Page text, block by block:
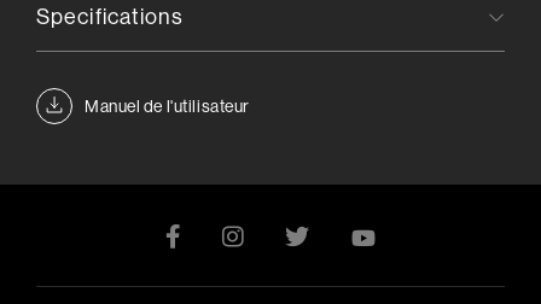
Manuel de l'utilisateur
Specifications